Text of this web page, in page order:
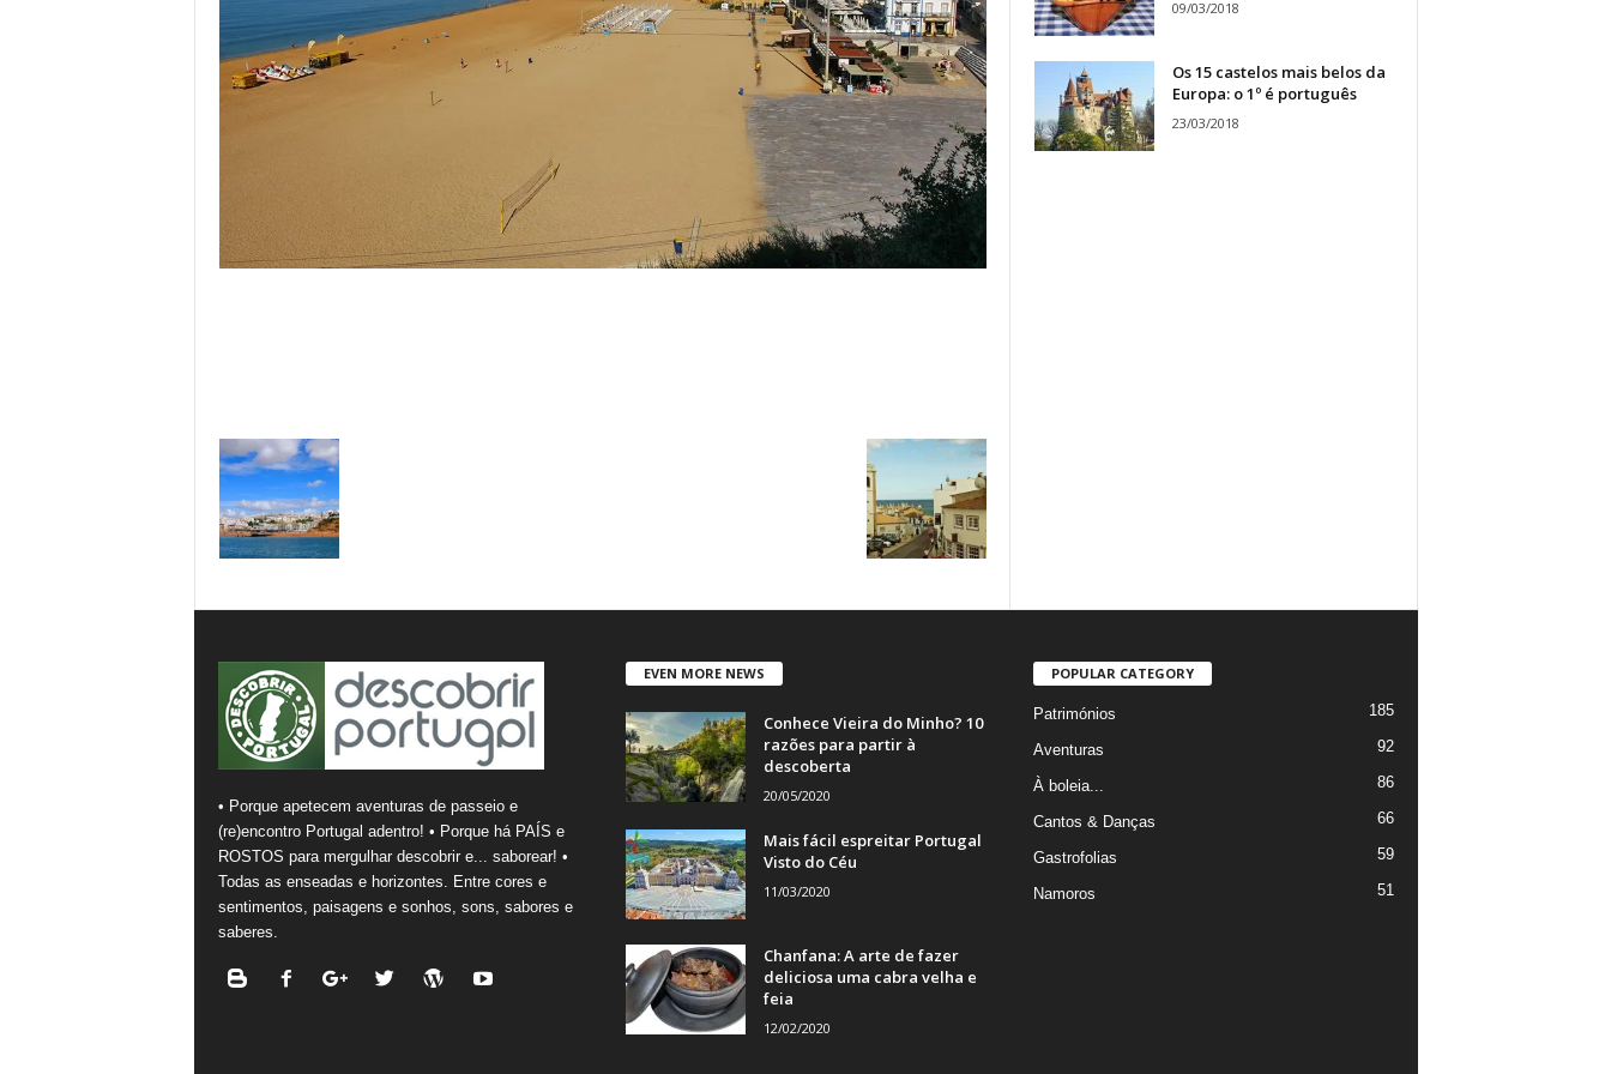
09/03/2018
Os 15 castelos mais belos da
Europa: o 1º é português
23/03/2018
• Porque apetecem aventuras de passeio e
(re)encontro Portugal adentro! • Porque há PAÍS e
ROSTOS para mergulhar descobrir e... saborear! •
Todas as enseadas e horizontes. Entre cores e
sentimentos, paisagens e sonhos, sons, sabores e
saberes.
EVEN MORE NEWS
Conhece Vieira do Minho? 10
razões para partir à
descoberta
20/05/2020
Mais fácil espreitar Portugal
Visto do Céu
11/03/2020
Chanfana: A arte de fazer
deliciosa uma cabra velha e
feia
12/02/2020
POPULAR CATEGORY
Patrimónios 185
Aventuras 92
À boleia... 86
Cantos & Danças 66
Gastrofolias 59
Namoros 51